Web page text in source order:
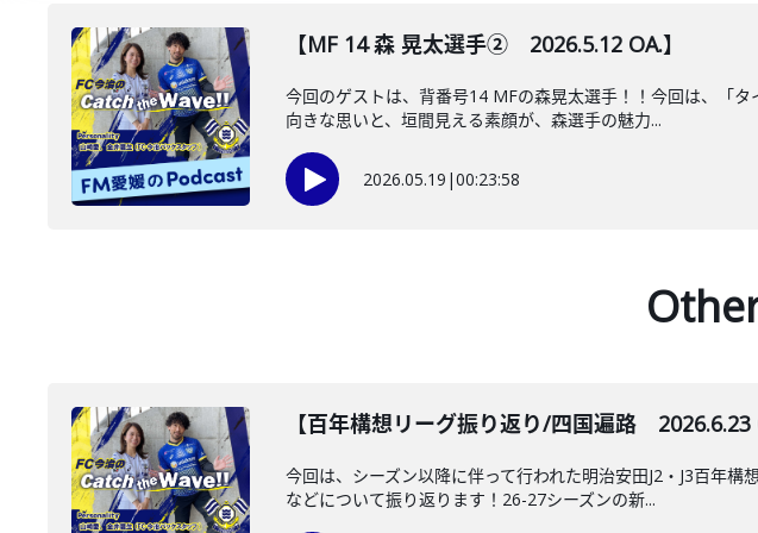
【MF 14 森 晃太選手② 2026.5.12 OA.】
今回のゲストは、背番号14 MFの森晃太選手！！今回は、「
向きな思いと、垣間見える素顔が、森選手の魅力...
2026.05.19 |00:23:58
【百年構想リーグ振り返り/四国遍路 2026.6.23
今回は、シーズン以降に伴って行われた明治安田J2・J3百年
などについて振り返ります！26-27シーズンの新...